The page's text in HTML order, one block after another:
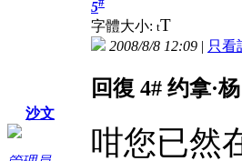
沙文
5
字體大小: tT
2008/8/8 12:09 | 只看
回復 4# 约拿·
咁您已然